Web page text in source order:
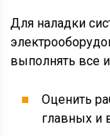
Для наладки
выполнять все
Оценить
главных и